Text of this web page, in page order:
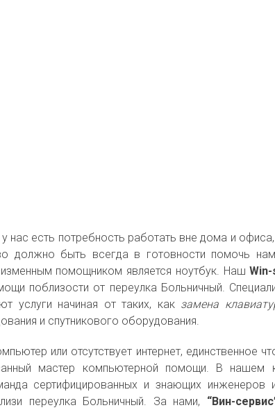
нас есть потребность работать вне дома и
должно быть всегда в готовности помочь
помощником является ноутбук. Наш
поблизости от переулка Больничный.
услуги начиная от таких, как замена
и спутникового оборудования.
или отсутствует интернет, единственное
мастер компьютерной помощи. В нашем
сертифицированных и знающих
переулка Больничный. За нами, “Вин-